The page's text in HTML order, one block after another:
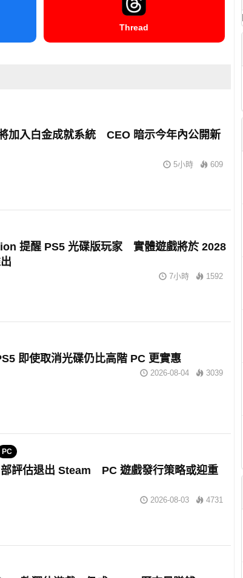
Thread
加入白金成就系統 CEO 暗示今年內公開新
5小時 609
提醒 PS5 光碟版玩家 實體遊戲將於 2028
7小時 1592
即使取消光碟仍比高階 PC 更實惠
2026-08-04 3039
PC
評估退出 Steam PC 遊戲發行策略或迎重
2026-08-03 4731